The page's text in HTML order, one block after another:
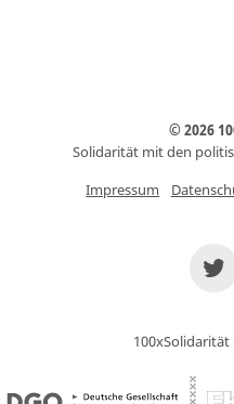
© 2026
Solidarität mit den
Impressum